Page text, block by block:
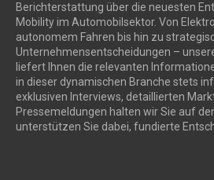
Berichterstattung über die neuesten
Mobility im Automobilsektor. Von
autonomem Fahren bis hin zu
Unternehmensentscheidungen –
liefert Ihnen die relevanten
in dieser dynamischen Branche stets
exklusiven Interviews, detaillierten
Pressemeldungen halten wir Sie auf
unterstützen Sie dabei, fundierte